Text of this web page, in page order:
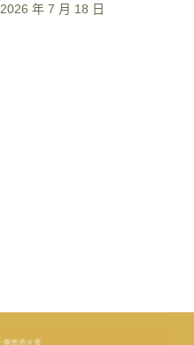
2026 年 7 月 18 日